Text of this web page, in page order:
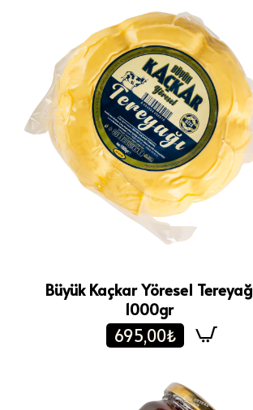
Büyük Kaçkar Yöresel Tereyağ
1000gr
695,00₺